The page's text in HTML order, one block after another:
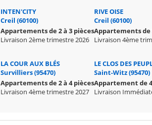
INTEN'CITY
Creil (60100)
Appartements de 2 à 3 pièces
Livraison 2ème trimestre 2026
RIVE OISE
Creil (60100)
Appartements de
Livraison 4ème
LA COUR AUX BLÉS
Survilliers (95470)
Appartements de 2 à 4 pièces
Livraison 4ème trimestre 2027
LE CLOS DES
Saint-Witz (95470)
Appartement de
Livraison